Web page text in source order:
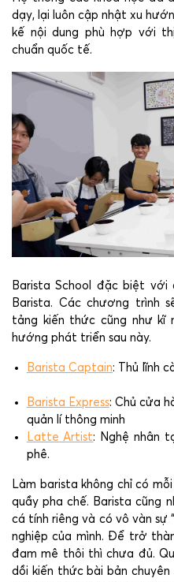
dạy, lại luôn cập nhật xu
kế nội dung phù hợp với
chuẩn quốc tế.
Barista School đặc biệt với
Barista. Các chương trình
tảng kiến thức cũng như kĩ
hướng phát triển sau này.
Barista Captain: Thủ lĩnh
Barista Express: Chủ cửa
quản lí thông minh
Latte Artist: Nghệ nhân
phê.
Làm barista không chỉ có
quầy pha chế. Barista cũng
cá tính riêng và có vô vàn sự
nghiệp của mình. Để trở
đam mê thôi thì chưa đủ.
dồi kiến thức bài bản